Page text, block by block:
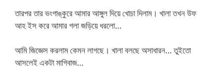
তারপর তার ভংগাঙ্কুরে আমার আঙ্গুল দিয়ে খোচা দিলাম। খালা তখন উফ
আহ ইস করে আমার গলা জড়িয়ে ধরলো…
আমি জিজ্ঞেস করলাম কেমন লাগছে। খালা বলছে অসাধারন… তুইতো
আসলেই একটা মাগিবাজ…